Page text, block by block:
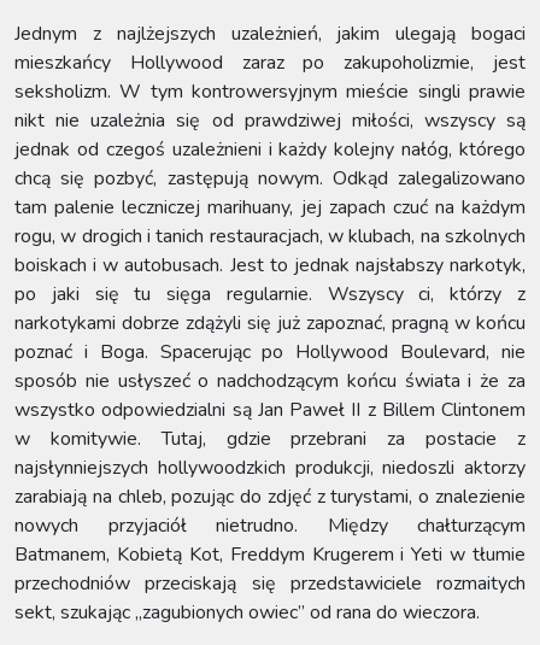
Jednym z najlżejszych uzależnień, jakim ulegają bogaci
mieszkańcy Hollywood zaraz po zakupoholizmie, jest
seksholizm. W tym kontrowersyjnym mieście singli prawie
nikt nie uzależnia się od prawdziwej miłości, wszyscy są
jednak od czegoś uzależnieni i każdy kolejny nałóg, którego
chcą się pozbyć, zastępują nowym. Odkąd zalegalizowano
tam palenie leczniczej marihuany, jej zapach czuć na każdym
rogu, w drogich i tanich restauracjach, w klubach, na szkolnych
boiskach i w autobusach. Jest to jednak najsłabszy narkotyk,
po jaki się tu sięga regularnie. Wszyscy ci, którzy z
narkotykami dobrze zdążyli się już zapoznać, pragną w końcu
poznać i Boga. Spacerując po Hollywood Boulevard, nie
sposób nie usłyszeć o nadchodzącym końcu świata i że za
wszystko odpowiedzialni są Jan Paweł II z Billem Clintonem
w komitywie. Tutaj, gdzie przebrani za postacie z
najsłynniejszych hollywoodzkich produkcji, niedoszli aktorzy
zarabiają na chleb, pozując do zdjęć z turystami, o znalezienie
nowych przyjaciół nietrudno. Między chałturzącym
Batmanem, Kobietą Kot, Freddym Krugerem i Yeti w tłumie
przechodniów przeciskają się przedstawiciele rozmaitych
sekt, szukając „zagubionych owiec” od rana do wieczora.